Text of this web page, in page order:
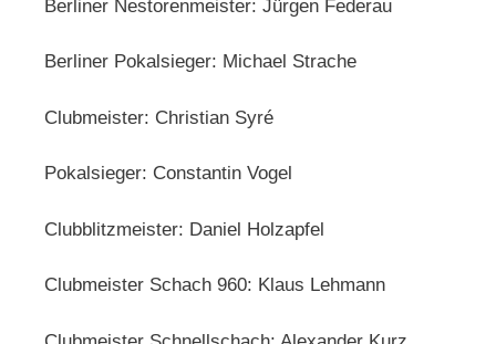
Berliner Nestorenmeister: Jürgen Federau
Berliner Pokalsieger: Michael Strache
Clubmeister: Christian Syré
Pokalsieger: Constantin Vogel
Clubblitzmeister: Daniel Holzapfel
Clubmeister Schach 960: Klaus Lehmann